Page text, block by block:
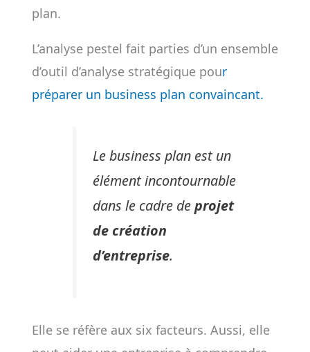
plan.
L’analyse pestel fait parties d’un ensemble
d’outil d’analyse stratégique pour
préparer un business plan convaincant.
Le business plan est un
élément incontournable
dans le cadre deprojet
de création
d’entreprise.
Elle se réfère aux six facteurs. Aussi, elle